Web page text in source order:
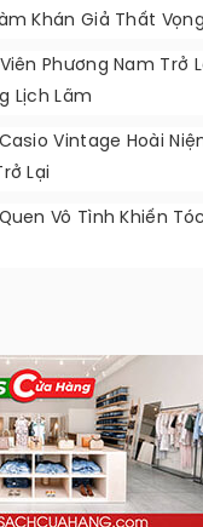
Khán Giả Thất Vọng
Phương Nam Trở
Lịch Lãm
Vintage Hoài
Lại
Vô Tình Khiến